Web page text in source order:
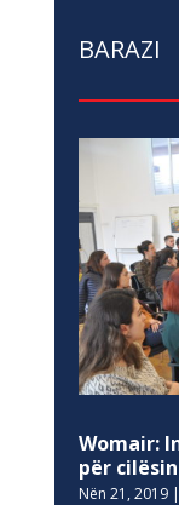
BARAZI
Womair:
për
Nën 21, 2019|